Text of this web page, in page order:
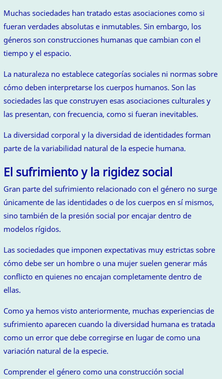
Muchas sociedades han tratado estas asociaciones como si
fueran verdades absolutas e inmutables. Sin embargo, los
géneros son construcciones humanas que cambian con el
tiempo y el espacio.
La naturaleza no establece categorías sociales ni normas sobre
cómo deben interpretarse los cuerpos humanos. Son las
sociedades las que construyen esas asociaciones culturales y
las presentan, con frecuencia, como si fueran inevitables.
La diversidad corporal y la diversidad de identidades forman
parte de la variabilidad natural de la especie humana.
El sufrimiento y la rigidez social
Gran parte del sufrimiento relacionado con el género no surge
únicamente de las identidades o de los cuerpos en sí mismos,
sino también de la presión social por encajar dentro de
modelos rígidos.
Las sociedades que imponen expectativas muy estrictas sobre
cómo debe ser un hombre o una mujer suelen generar más
conflicto en quienes no encajan completamente dentro de
ellas.
Como ya hemos visto anteriormente, muchas experiencias de
sufrimiento aparecen cuando la diversidad humana es tratada
como un error que debe corregirse en lugar de como una
variación natural de la especie.
Comprender el género como una construcción social